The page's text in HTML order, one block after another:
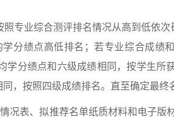
专业综合测评排名情况从高到低依次
分绩点高低排名；若专业综合成绩
分绩点和六级成绩相同，按学生所
，按照四级成绩排名。直至确定最终
况表、拟推荐名单纸质材料和电子版